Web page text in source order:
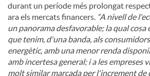
durant un període més prolongat
ara els mercats financers. “A nivell de
un panorama desfavorable; la qual cosa
que tenim, d'una banda, als
energètic, amb una menor renda
amb incertesa general; i a les empreses
molt similar marcada per l'increment de